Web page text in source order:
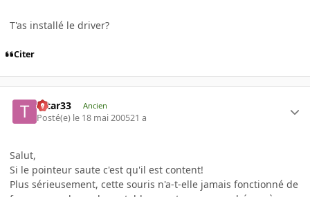
T'as installé le driver?
Citer
tatar33 Ancien
Posté(e) le 18 mai 200521 a
Salut,
Si le pointeur saute c'est qu'il est content!
Plus sérieusement, cette souris n'a-t-elle jamais fonctionné de